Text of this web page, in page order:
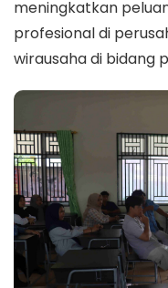
meningkatkan
profesional di
wirausaha di bidang